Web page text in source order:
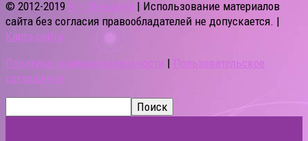
© 2012-2019 Я — Женщина | Использование материалов
сайта без согласия правообладателей не допускается. |
Карта сайта
Политика конфиденциальности | Пользовательское
соглашение